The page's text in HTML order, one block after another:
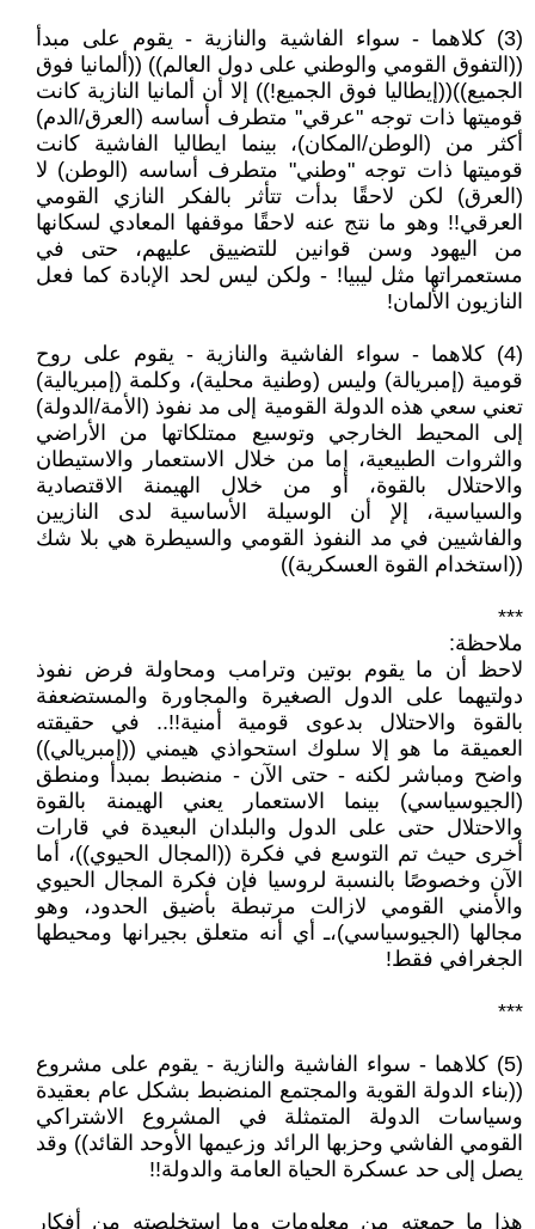
(3) كلاهما - سواء الفاشية والنازية - يقوم على مبدأ
((التفوق القومي والوطني على دول العالم)) ((ألمانيا فوق
الجميع))((إيطاليا فوق الجميع!)) إلا أن ألمانيا النازية كانت
قوميتها ذات توجه "عرقي" متطرف أساسه (العرق/الدم)
أكثر من (الوطن/المكان)، بينما ايطاليا الفاشية كانت
قوميتها ذات توجه "وطني" متطرف أساسه (الوطن) لا
(العرق) لكن لاحقًا بدأت تتأثر بالفكر النازي القومي
العرقي!! وهو ما نتج عنه لاحقًا موقفها المعادي لسكانها
من اليهود وسن قوانين للتضييق عليهم، حتى في
مستعمراتها مثل ليبيا! - ولكن ليس لحد الإبادة كما فعل
النازيون الألمان!
(4) كلاهما - سواء الفاشية والنازية - يقوم على روح
قومية (إمبريالة) وليس (وطنية محلية)، وكلمة (إمبريالية)
تعني سعي هذه الدولة القومية إلى مد نفوذ (الأمة/الدولة)
إلى المحيط الخارجي وتوسيع ممتلكاتها من الأراضي
والثروات الطبيعية، إما من خلال الاستعمار والاستيطان
والاحتلال بالقوة، أو من خلال الهيمنة الاقتصادية
والسياسية، إلإ أن الوسيلة الأساسية لدى النازيين
والفاشيين في مد النفوذ القومي والسيطرة هي بلا شك
((استخدام القوة العسكرية))
***
ملاحظة:
لاحظ أن ما يقوم بوتين وترامب ومحاولة فرض نفوذ
دولتيهما على الدول الصغيرة والمجاورة والمستضعفة
بالقوة والاحتلال بدعوى قومية أمنية!!.. في حقيقته
العميقة ما هو إلا سلوك استحواذي هيمني ((إمبريالي))
واضح ومباشر لكنه - حتى الآن - منضبط بمبدأ ومنطق
(الجيوسياسي) بينما الاستعمار يعني الهيمنة بالقوة
والاحتلال حتى على الدول والبلدان البعيدة في قارات
أخرى حيث تم التوسع في فكرة ((المجال الحيوي))، أما
الآن وخصوصًا بالنسبة لروسيا فإن فكرة المجال الحيوي
والأمني القومي لازالت مرتبطة بأضيق الحدود، وهو
مجالها (الجيوسياسي)،ـ أي أنه متعلق بجيرانها ومحيطها
الجغرافي فقط!
***
(5) كلاهما - سواء الفاشية والنازية - يقوم على مشروع
((بناء الدولة القوية والمجتمع المنضبط بشكل عام بعقيدة
وسياسات الدولة المتمثلة في المشروع الاشتراكي
القومي الفاشي وحزبها الرائد وزعيمها الأوحد القائد)) وقد
يصل إلى حد عسكرة الحياة العامة والدولة!!
هذا ما جمعته من معلومات وما استخلصته من أفكار